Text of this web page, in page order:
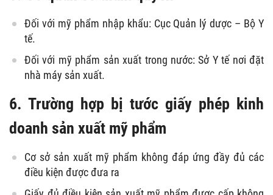
Đối với mỹ phẩm nhập khẩu: Cục Quản lý dược – Bộ Y
tế.
Đối với mỹ phẩm sản xuất trong nước: Sở Y tế nơi đặt
nhà máy sản xuất.
6. Trường hợp bị tước giấy phép kinh
doanh sản xuất mỹ phẩm
Cơ sở sản xuất mỹ phẩm không đáp ứng đầy đủ các
điều kiện được đưa ra